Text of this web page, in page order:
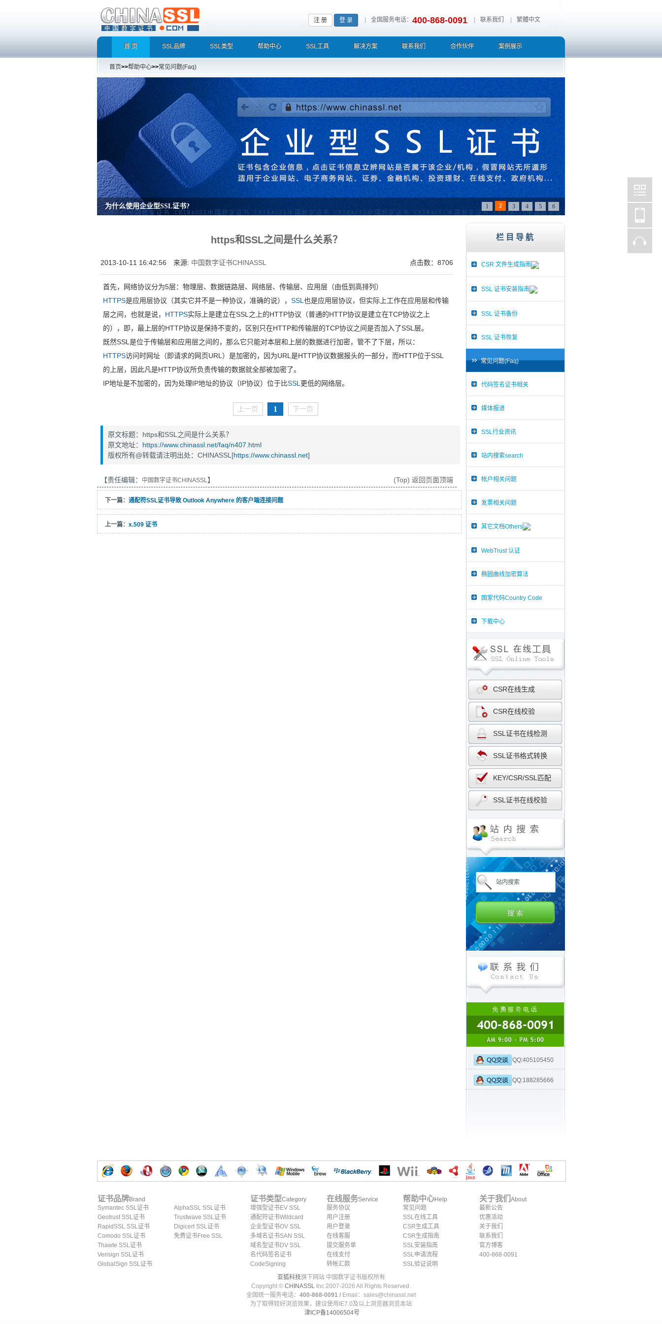
注 册 登 录 全国服务电话： 400-868-0091 联系我们 繁體中文
首 页 SSL品牌 SSL类型 帮助中心 SSL工具 解决方案 联系我们 合作伙伴 案例展示
首页>>帮助中心>>常见问题(Faq)
增强型证书EV SSL，完美支持地址栏显示中文企业名称
增强型证书EV SSL,赛门铁克EV证书,verisign EV SSL证书,完美支持地址栏显示中文企业名称EV SSL品牌,赛门铁克EV证书 Symantec、GeoTrust、Thawte、GlobalSign,服务器证书,256
1 2 3 4 5 6
https和SSL之间是什么关系？
点击数：8706
2013-10-11 16:42:56 来源: 中国数字证书CHINASSL
首先，网络协议分为5层：物理层、数据链路层、网络层、传输层、应用层（由低到高排列）
HTTPS是应用层协议（其实它并不是一种协议，准确的说），SSL也是应用层协议，但实际上工作在应用层和传输
层之间，也就是说， HTTPS实际上是建立在SSL之上的HTTP协议（普通的HTTP协议是建立在TCP协议之上
的），即，最上层的HTTP协议是保持不变的，区别只在HTTP和传输层的TCP协议之间是否加入了SSL层。
既然SSL是位于传输层和应用层之间的，那么它只能对本层和上层的数据进行加密，管不了下层，所以：
HTTPS访问时网址（即请求的网页URL）是加密的，因为URL是HTTP协议数据报头的一部分，而HTTP位于SSL
的上层，因此凡是HTTP协议所负责传输的数据就全部被加密了。
IP地址是不加密的，因为处理IP地址的协议（IP协议）位于比SSL 更低的网络层。
上一页 1 下一页
原文标题：https和SSL之间是什么关系？
原文地址： https://www.chinassl.net/faq/n407.html
版权所有@转载请注明出处：CHINASSL[https://www.chinassl.net]
【责任编辑： 中国数字证书CHINASSL】 (Top) 返回页面顶端
下一篇： 通配符SSL证书导致 Outlook Anywhere 的客户端连接问题
上一篇： x.509 证书
栏目导航
CSR 文件生成指南
SSL 证书安装指南
SSL 证书备份
SSL 证书恢复
常见问题(Faq)
代码签名证书相关
媒体报道
SSL行业资讯
站内搜索search
帐户相关问题
发票相关问题
其它文档Others
WebTrust 认证
椭圆曲线加密算法
国家代码Country Code
下载中心
CSR在线生成
CSR在线校验
SSL证书在线检测
SSL证书格式转换
KEY/CSR/SSL匹配
SSL证书在线校验
QQ:405105450
QQ:188285666
证书品牌Brand
Symantec SSL证书
Geotrust SSL证书
RapidSSL SSL证书
Comodo SSL证书
Thawte SSL证书
Verisign SSL证书
GlobalSign SSL证书
AlphaSSL SSL证书
Trustwave SSL证书
Digicert SSL证书
免费证书Free SSL
证书类型Category
增强型证书EV SSL
通配符证书Wildcard
企业型证书OV SSL
多域名证书SAN SSL
域名型证书DV SSL
名代码签名证书
CodeSigning
在线服务Service
服务协议
用户注册
用户登录
在线客服
提交服务单
在线支付
转帐汇款
帮助中心Help
常见问题
SSL在线工具
CSR生成工具
CSR生成指南
SSL安装指南
SSL申请流程
SSL验证说明
关于我们 About
最新公告
优惠活动
关于我们
联系我们
官方博客
400-868-0091
亚狐科技旗下网站 中国数字证书版权所有
Copyright © CHINASSL Inc 2007-2026 All Rights Reserved.
全国统一服务电话： 400-868-0091 / Email：sales@chinassl.net
为了取得较好浏览效果，建议使用IE7.0及以上浏览器浏览本站
津ICP备14006504号